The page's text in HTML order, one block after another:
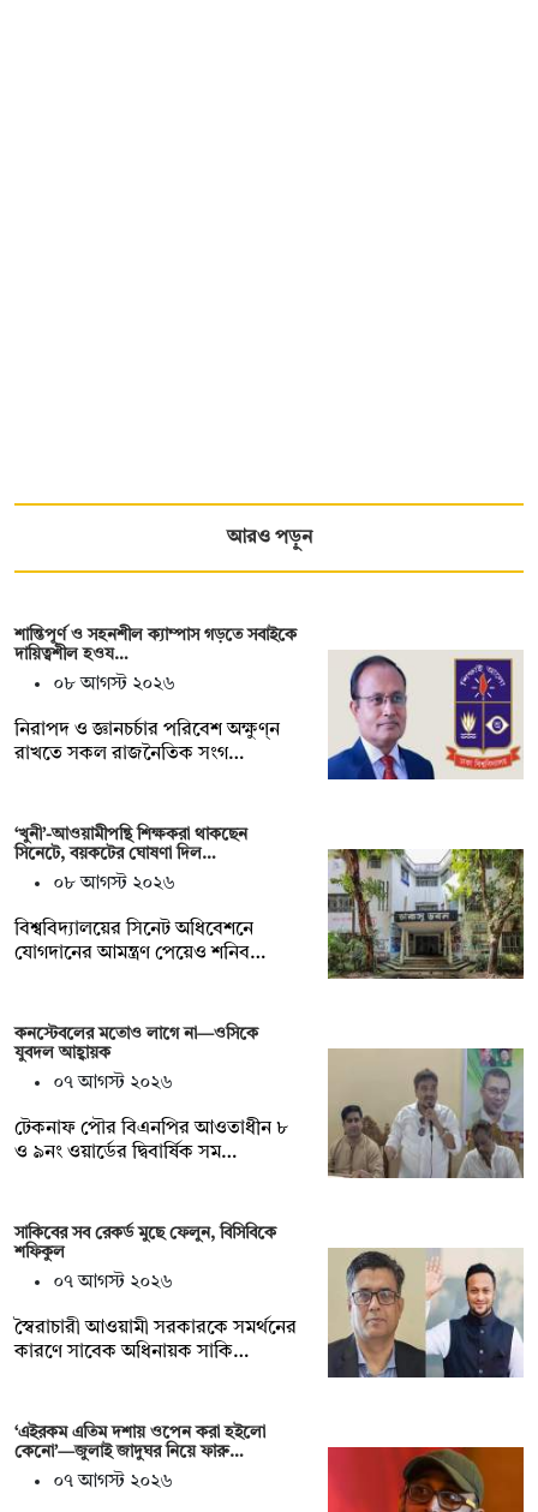
আরও পড়ুন
শান্তিপূর্ণ ও সহনশীল ক্যাম্পাস গড়তে সবাইকে
দায়িত্বশীল হওয…
০৮ আগস্ট ২০২৬
নিরাপদ ও জ্ঞানচর্চার পরিবেশ অক্ষুণ্ন
রাখতে সকল রাজনৈতিক সংগ…
‘খুনী’-আওয়ামীপন্থি শিক্ষকরা থাকছেন
সিনেটে, বয়কটের ঘোষণা দিল…
০৮ আগস্ট ২০২৬
বিশ্ববিদ্যালয়ের সিনেট অধিবেশনে
যোগদানের আমন্ত্রণ পেয়েও শনিব…
কনস্টেবলের মতোও লাগে না—ওসিকে
যুবদল আহ্বায়ক
০৭ আগস্ট ২০২৬
টেকনাফ পৌর বিএনপির আওতাধীন ৮
ও ৯নং ওয়ার্ডের দ্বিবার্ষিক সম…
সাকিবের সব রেকর্ড মুছে ফেলুন, বিসিবিকে
শফিকুল
০৭ আগস্ট ২০২৬
স্বৈরাচারী আওয়ামী সরকারকে সমর্থনের
কারণে সাবেক অধিনায়ক সাকি…
‘এইরকম এতিম দশায় ওপেন করা হইলো
কেনো’—জুলাই জাদুঘর নিয়ে ফারু…
০৭ আগস্ট ২০২৬